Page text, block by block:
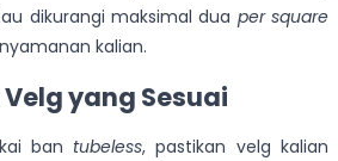
dikurangi maksimal dua per square
kalian.
yang Sesuai
ban tubeless, pastikan velg kalian